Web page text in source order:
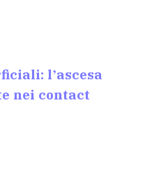
l’ascesa
nei contact